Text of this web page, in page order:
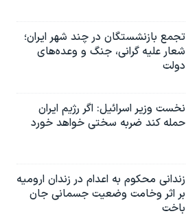
تجمع بازنشستگان در چند شهر ایران؛
شعار علیه گرانی، جنگ و وعده‌های
دولت
نخست وزیر اسرائيل: اگر رژیم ایران
حمله کند ضربه سختی خواهد خورد
زندانی محکوم به اعدام در زندان ارومیه
بر اثر وخامت وضعیت جسمانی جان
باخت